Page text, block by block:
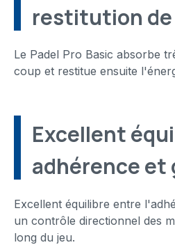
restitution de
Le Padel Pro Basic absorbe
coup et restitue ensuite
Excellent
adhérence et
Excellent équilibre entre
un contrôle directionnel des
long du jeu.